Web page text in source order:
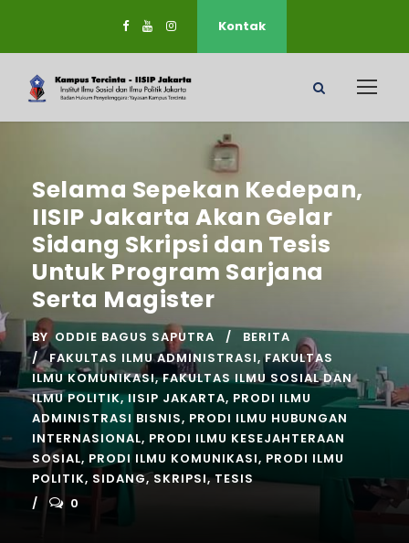
Kontak
Selama Sepekan Kedepan,
IISIP Jakarta Akan Gelar
Sidang Skripsi dan Tesis
Untuk Program Sarjana
Serta Magister
BY ODDIE BAGUS SAPUTRA
BERITA
FAKULTAS ILMU ADMINISTRASI, FAKULTAS
ILMU KOMUNIKASI, FAKULTAS ILMU SOSIAL DAN
ILMU POLITIK, IISIP JAKARTA, PRODI ILMU
ADMINISTRASI BISNIS, PRODI ILMU HUBUNGAN
INTERNASIONAL, PRODI ILMU KESEJAHTERAAN
SOSIAL, PRODI ILMU KOMUNIKASI, PRODI ILMU
POLITIK, SIDANG, SKRIPSI, TESIS
0